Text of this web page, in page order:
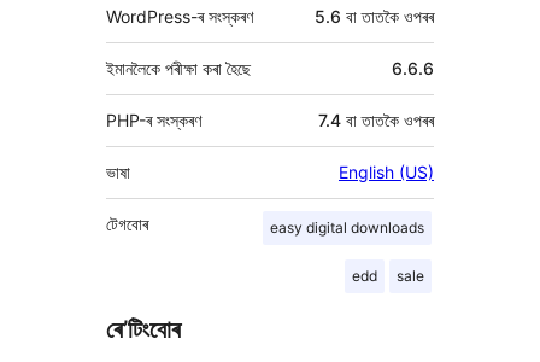
WordPress-ৰ সংস্কৰণ 5.6 বা তাতকৈ ওপৰৰ
ইমানলৈকে পৰীক্ষা কৰা হৈছে 6.6.6
PHP-ৰ সংস্কৰণ 7.4 বা তাতকৈ ওপৰৰ
ভাষা English (US)
easy digital downloads
edd sale
টেগবোৰ
ৰে’টিংবোৰ